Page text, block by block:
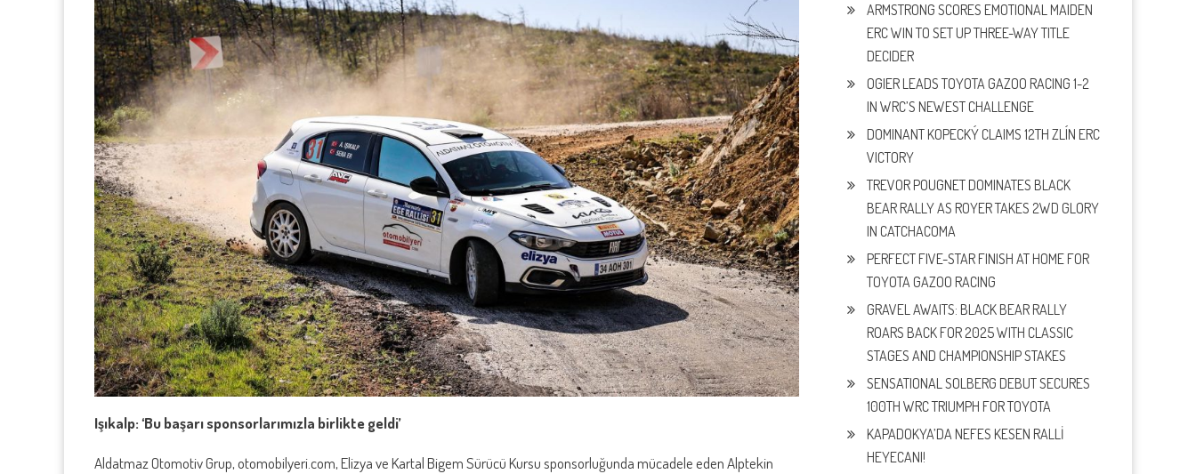
Işıkalp: ‘Bu başarı sponsorlarımızla birlikte geldi’
Aldatmaz Otomotiv Grup, otomobilyeri.com, Elizya ve Kartal Bigem Sürücü Kursu sponsorluğunda mücadele eden Alptekin
ARMSTRONG SCORES EMOTIONAL MAIDEN
ERC WIN TO SET UP THREE-WAY TITLE
DECIDER
OGIER LEADS TOYOTA GAZOO RACING 1-2
IN WRC’S NEWEST CHALLENGE
DOMINANT KOPECKÝ CLAIMS 12TH ZLÍN ERC
VICTORY
TREVOR POUGNET DOMINATES BLACK
BEAR RALLY AS ROYER TAKES 2WD GLORY
IN CATCHACOMA
PERFECT FIVE-STAR FINISH AT HOME FOR
TOYOTA GAZOO RACING
GRAVEL AWAITS: BLACK BEAR RALLY
ROARS BACK FOR 2025 WITH CLASSIC
STAGES AND CHAMPIONSHIP STAKES
SENSATIONAL SOLBERG DEBUT SECURES
100TH WRC TRIUMPH FOR TOYOTA
KAPADOKYA’DA NEFES KESEN RALLİ
HEYECANI!